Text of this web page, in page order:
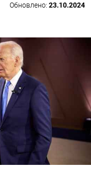
Обновлено: 23.10.2024